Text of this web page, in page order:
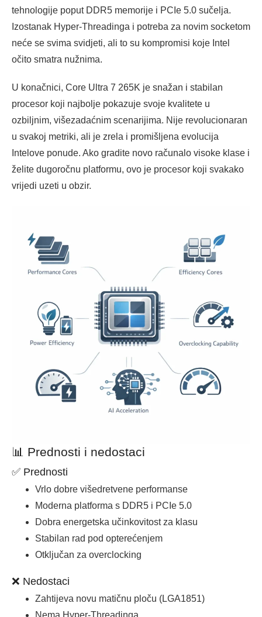
tehnologije poput DDR5 memorije i PCIe 5.0 sučelja.
Izostanak Hyper-Threadinga i potreba za novim socketom
neće se svima svidjeti, ali to su kompromisi koje Intel
očito smatra nužnima.
U konačnici, Core Ultra 7 265K je snažan i stabilan
procesor koji najbolje pokazuje svoje kvalitete u
ozbiljnim, višezadaćnim scenarijima. Nije revolucionaran
u svakoj metriki, ali je zrela i promišljena evolucija
Intelove ponude. Ako gradite novo računalo visoke klase i
želite dugoročnu platformu, ovo je procesor koji svakako
vrijedi uzeti u obzir.
📊 Prednosti i nedostaci
✅ Prednosti
Vrlo dobre višedretvene performanse
Moderna platforma s DDR5 i PCIe 5.0
Dobra energetska učinkovitost za klasu
Stabilan rad pod opterećenjem
Otključan za overclocking
❌ Nedostaci
Zahtijeva novu matičnu ploču (LGA1851)